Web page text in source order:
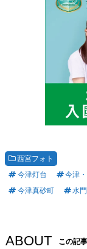
西宮フォト
今津灯台
今津
今津真砂町
水門
ABOUT この記